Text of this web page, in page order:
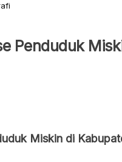
Penduduk
Miskin di